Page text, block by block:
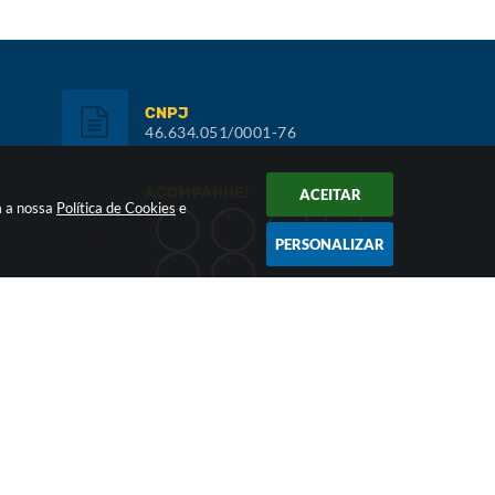
nossa Política de Cookies e
ACEITAR
PERSONALIZAR
CNPJ
46.634.051/0001-76